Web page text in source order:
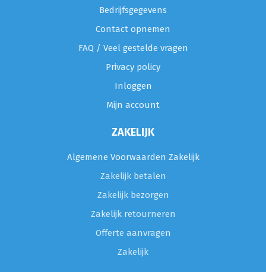
Bedrijfsgegevens
Contact opnemen
FAQ / Veel gestelde vragen
Privacy policy
Inloggen
Mijn account
ZAKELIJK
Algemene Voorwaarden Zakelijk
Zakelijk betalen
Zakelijk bezorgen
Zakelijk retourneren
Offerte aanvragen
Zakelijk